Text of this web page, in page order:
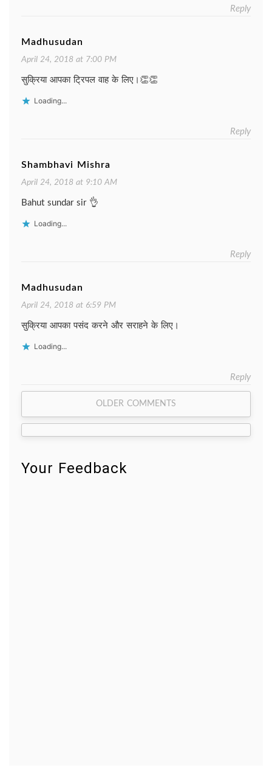
Reply
Madhusudan
April 24, 2018 at 7:00 PM
सुक्रिया आपका ट्रिपल वाह के लिए।👏👏
Loading...
Reply
Shambhavi Mishra
April 24, 2018 at 9:10 AM
Bahut sundar sir 👌
Loading...
Reply
Madhusudan
April 24, 2018 at 6:59 PM
सुक्रिया आपका पसंद करने और सराहने के लिए।
Loading...
Reply
Comment
navigation
OLDER COMMENTS
Your Feedback